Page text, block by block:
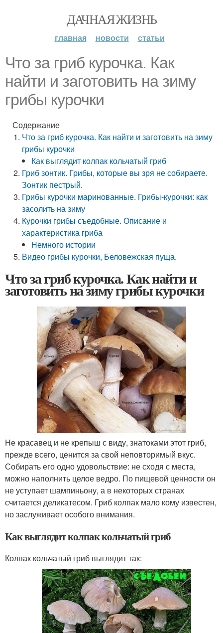
ДАЧНАЯ ЖИЗНЬ
главная новости статьи
Что за гриб курочка. Как
найти и заготовить на зиму
грибы курочки
Содержание
Что за гриб курочка. Как найти и заготовить на зиму
грибы курочки
Как выглядит колпак кольчатый гриб
Гриб зонтик. Грибы, которые вы зря не собираете.
Зонтик пестрый.
Грибы курочки маринованные. Грибы-курочки: как
засолить на зиму
Курочки грибы съедобные. Описание и
характеристика гриба
Немного истории
Видео грибы курочки, Беловежская пуща.
Что за гриб курочка. Как найти и
заготовить на зиму грибы курочки
Не красавец и не крепыш с виду, знатоками этот гриб,
прежде всего, ценится за свой неповторимый вкус.
Собирать его одно удовольствие: не сходя с места,
можно наполнить целое ведро. По пищевой ценности он
не уступает шампиньону, а в некоторых странах
считается деликатесом. Гриб колпак мало кому известен,
но заслуживает особого внимания.
Как выглядит колпак кольчатый гриб
Колпак кольчатый гриб выглядит так: